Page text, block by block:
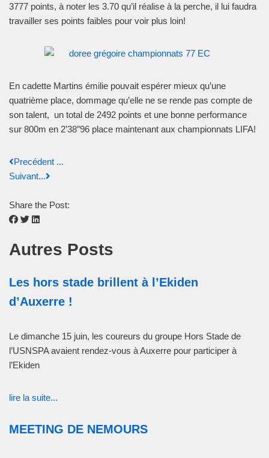
3777 points, à noter les 3.70 qu’il réalise à la perche, il lui faudra
travailler ses points faibles pour voir plus loin!
En cadette Martins émilie pouvait espérer mieux qu’une
quatrième place, dommage qu’elle ne se rende pas compte de
son talent, un total de 2492 points et une bonne performance
sur 800m en 2’38″96 place maintenant aux championnats LIFA!
Precédent ...
Suivant...
Share the Post:
Autres Posts
Les hors stade brillent à l’Ekiden
d’Auxerre !
Le dimanche 15 juin, les coureurs du groupe Hors Stade de
l’USNSPA avaient rendez-vous à Auxerre pour participer à
l’Ekiden
lire la suite...
MEETING DE NEMOURS